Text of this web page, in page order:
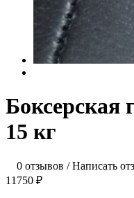
Боксерская
15 кг
0 отзывов /Написать
11750 ₽